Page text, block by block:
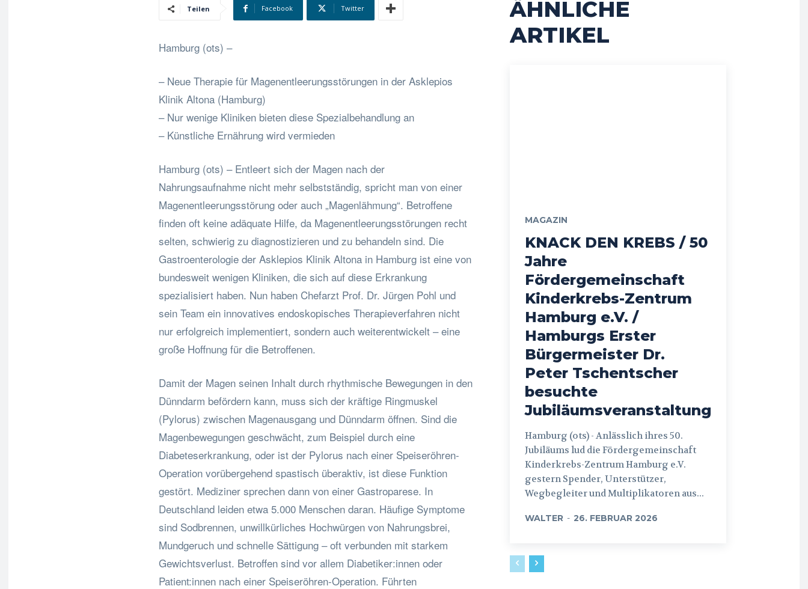
Teilen Facebook Twitter
Hamburg (ots) –
– Neue Therapie für Magenentleerungsstörungen in der Asklepios
Klinik Altona (Hamburg)
– Nur wenige Kliniken bieten diese Spezialbehandlung an
– Künstliche Ernährung wird vermieden
Hamburg (ots) – Entleert sich der Magen nach der
Nahrungsaufnahme nicht mehr selbstständig, spricht man von einer
Magenentleerungsstörung oder auch „Magenlähmung“. Betroffene
finden oft keine adäquate Hilfe, da Magenentleerungsstörungen recht
selten, schwierig zu diagnostizieren und zu behandeln sind. Die
Gastroenterologie der Asklepios Klinik Altona in Hamburg ist eine von
bundesweit wenigen Kliniken, die sich auf diese Erkrankung
spezialisiert haben. Nun haben Chefarzt Prof. Dr. Jürgen Pohl und
sein Team ein innovatives endoskopisches Therapieverfahren nicht
nur erfolgreich implementiert, sondern auch weiterentwickelt – eine
große Hoffnung für die Betroffenen.
Damit der Magen seinen Inhalt durch rhythmische Bewegungen in den
Dünndarm befördern kann, muss sich der kräftige Ringmuskel
(Pylorus) zwischen Magenausgang und Dünndarm öffnen. Sind die
Magenbewegungen geschwächt, zum Beispiel durch eine
Diabeteserkrankung, oder ist der Pylorus nach einer Speiseröhren-
Operation vorübergehend spastisch überaktiv, ist diese Funktion
gestört. Mediziner sprechen dann von einer Gastroparese. In
Deutschland leiden etwa 5.000 Menschen daran. Häufige Symptome
sind Sodbrennen, unwillkürliches Hochwürgen von Nahrungsbrei,
Mundgeruch und schnelle Sättigung – oft verbunden mit starkem
Gewichtsverlust. Betroffen sind vor allem Diabetiker:innen oder
Patient:innen nach einer Speiseröhren-Operation. Führten
ÄHNLICHE
ARTIKEL
MAGAZIN
KNACK DEN KREBS / 50
Jahre
Fördergemeinschaft
Kinderkrebs-Zentrum
Hamburg e.V. /
Hamburgs Erster
Bürgermeister Dr.
Peter Tschentscher
besuchte
Jubiläumsveranstaltung
Hamburg (ots) - Anlässlich ihres 50.
Jubiläums lud die Fördergemeinschaft
Kinderkrebs-Zentrum Hamburg e.V.
gestern Spender, Unterstützer,
Wegbegleiter und Multiplikatoren aus...
WALTER - 26. FEBRUAR 2026